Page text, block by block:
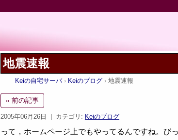
地震速報
Keiの自宅サーバ Keiのブログ 地震速報
« 前の記事
2005年06月26日 | カテゴリ: Keiのブログ
って，ホームページ上でもやってるんですね。び